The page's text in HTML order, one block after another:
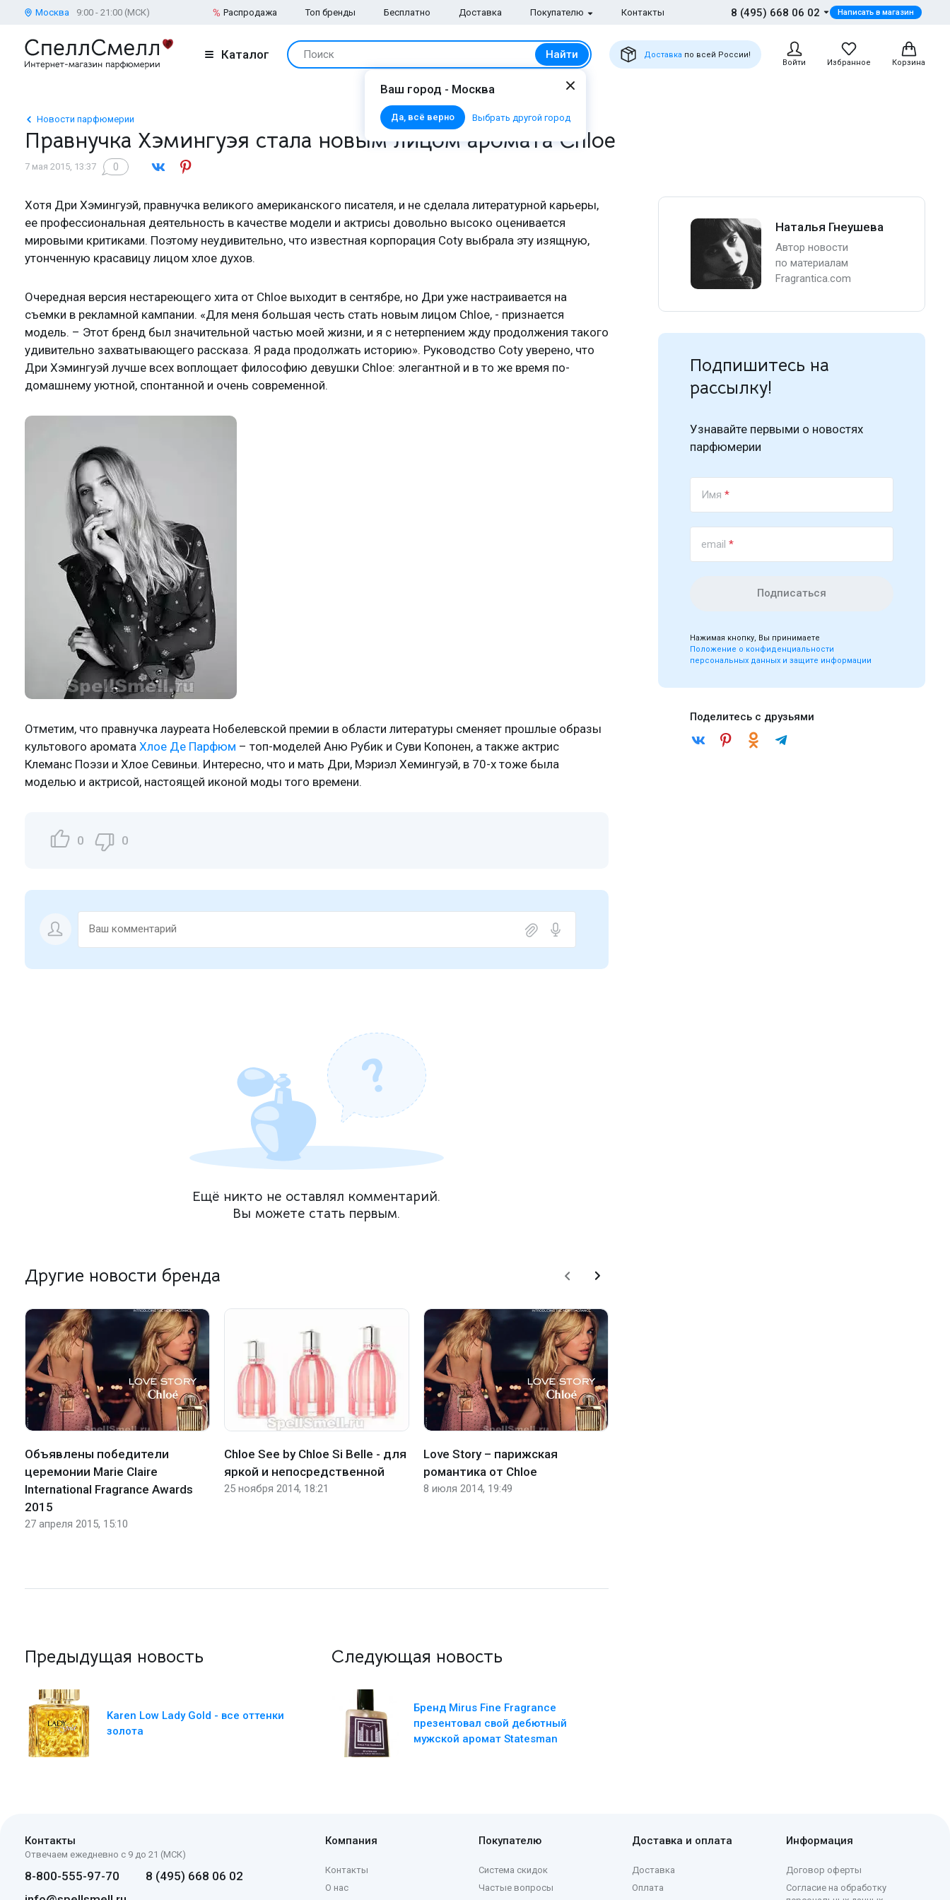
Москва 9:00 - 21:00 (МСК) Распродажа Топ бренды Бесплатно Доставка Покупателю Контакты 8 (495) 668 06 02 Написать в магазин
Каталог Поиск Найти Доставка по всей России!
Войти
Избранное Корзина
Ваш город - Москва
Да, всё верно Выбрать другой город
Новости парфюмерии
Правнучка Хэмингуэя стала новым лицом аромата Chloe
7 мая 2015, 13:37 0
Хотя Дри Хэмингуэй, правнучка великого американского писателя, и не сделала литературной карьеры,
ее профессиональная деятельность в качестве модели и актрисы довольно высоко оценивается
мировыми критиками. Поэтому неудивительно, что известная корпорация Coty выбрала эту изящную,
утонченную красавицу лицом хлое духов.
Очередная версия нестареющего хита от Chloe выходит в сентябре, но Дри уже настраивается на
съемки в рекламной кампании. «Для меня большая честь стать новым лицом Chloe, - признается
модель. – Этот бренд был значительной частью моей жизни, и я с нетерпением жду продолжения такого
удивительно захватывающего рассказа. Я рада продолжать историю». Руководство Coty уверено, что
Дри Хэмингуэй лучше всех воплощает философию девушки Chloe: элегантной и в то же время по-
домашнему уютной, спонтанной и очень современной.
Отметим, что правнучка лауреата Нобелевской премии в области литературы сменяет прошлые образы
культового аромата Хлое Де Парфюм – топ-моделей Аню Рубик и Суви Копонен, а также актрис
Клеманс Поэзи и Хлое Севиньи. Интересно, что и мать Дри, Мэриэл Хемингуэй, в 70-х тоже была
моделью и актрисой, настоящей иконой моды того времени.
0 0
Ещё никто не оставлял комментарий.
Вы можете стать первым.
Другие новости бренда
Объявлены победители
церемонии Marie Claire
International Fragrance Awards
2015
27 апреля 2015, 15:10
Chloe See by Chloe Si Belle - для
яркой и непосредственной
25 ноября 2014, 18:21
Love Story – парижская
романтика от Chloe
8 июля 2014, 19:49
Предыдущая новость
Karen Low Lady Gold - все оттенки
золота
Следующая новость
Бренд Mirus Fine Fragrance
презентовал свой дебютный
мужской аромат Statesman
Наталья Гнеушева
Автор новости
по материалам
Fragrantica.com
Подпишитесь на
рассылку!
Узнавайте первыми о новостях
парфюмерии
Имя *
email *
Подписаться
Нажимая кнопку, Вы принимаете
Положение о конфиденциальности
персональных данных и защите информации
Поделитесь с друзьями
Контакты
Отвечаем ежедневно с 9 до 21 (МСК)
8-800-555-97-70
8 (495) 668 06 02
Компания
Контакты
О нас
Покупателю
Система скидок
Частые вопросы
Доставка и оплата
Доставка
Оплата
Информация
Договор оферты
Согласие на обработку